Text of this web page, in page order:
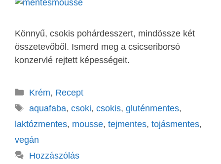
Könnyű, csokis pohárdesszert, mindössze két
összetevőből. Ismerd meg a csicseriborsó
konzervlé rejtett képességeit.
Krém, Recept
aquafaba, csoki, csokis, gluténmentes,
laktózmentes, mousse, tejmentes, tojásmentes,
vegán
Hozzászólás